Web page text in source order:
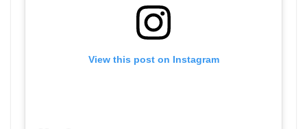
View this post on Instagram